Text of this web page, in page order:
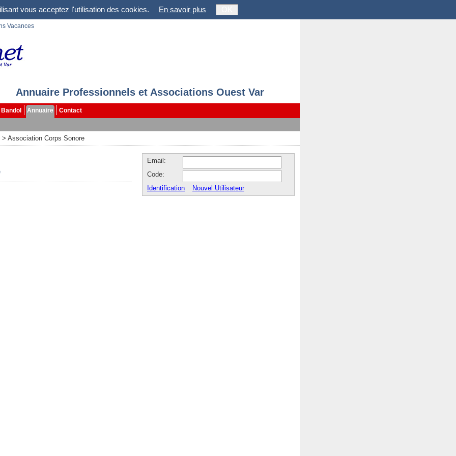
vous acceptez l'utilisation des cookies. En savoir plus
Vacances
Annuaire Professionnels et Associations Ouest Var
Bandol Annuaire
Contact
> Association Corps Sonore
Email:
Code:
Identification
Nouvel Utilisateur